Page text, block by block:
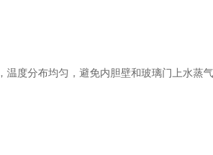
度分布均匀，避免内胆壁和玻璃门上水蒸气